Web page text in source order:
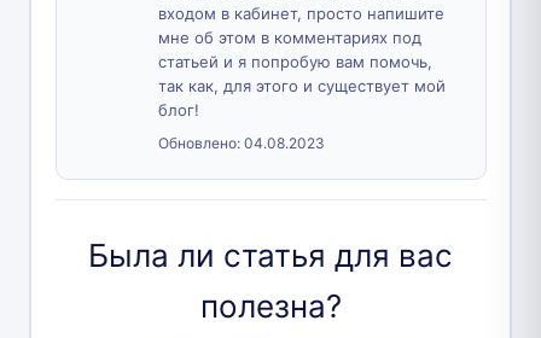
входом в кабинет, просто напишите
мне об этом в комментариях под
статьей и я попробую вам помочь,
так как, для этого и существует мой
блог!
Обновлено: 04.08.2023
Была ли статья для вас
полезна?